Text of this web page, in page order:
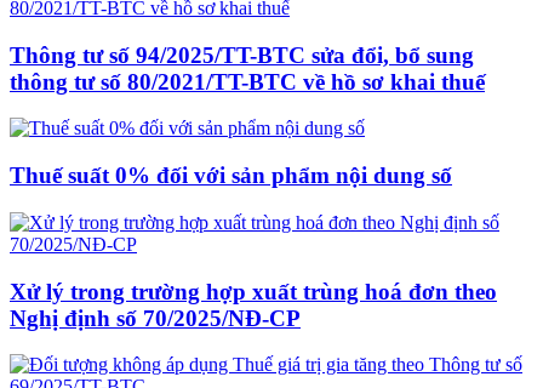
Thông tư số 94/2025/TT-BTC sửa đổi, bổ sung
thông tư số 80/2021/TT-BTC về hồ sơ khai thuế
Thuế suất 0% đối với sản phẩm nội dung số
Xử lý trong trường hợp xuất trùng hoá đơn theo
Nghị định số 70/2025/NĐ-CP